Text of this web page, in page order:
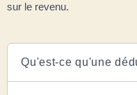
sur le revenu.
Qu'est-ce qu'une